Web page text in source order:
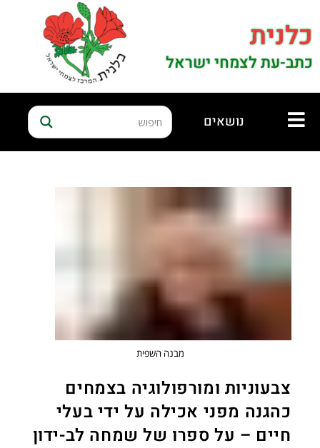
כלנית
כתב-עת לצמחי ישראל
נושאים
מבנה השפית
צבעוניות ומורפולוגיה בצמחים
כהגנה מפני אכילה על ידי בעלי
חיים – על ספרו של שמחה לב-ידון